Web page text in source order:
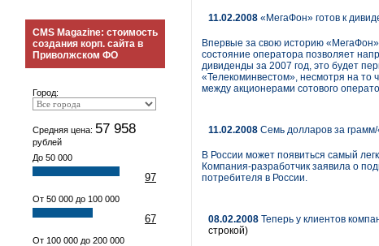
CMS Magazine: стоимость
создания корп. сайта в
Приволжском ФО
Город:
Средняя цена: 57 958
рублей
До 50 000
97
От 50 000 до 100 000
67
От 100 000 до 200 000
11.02.2008 «МегаФон» готов к
Впервые за свою историю
состояние оператора позволяет
дивиденды за 2007 год, это будет
«Телеком­инвестом», несмотря на то
между акционерами сотового
11.02.2008 Семь долларов за
В России может появиться самый
Компания-разработчик заявила о
потребителя в России.
08.02.2008 Теперь у клиентов
строкой)